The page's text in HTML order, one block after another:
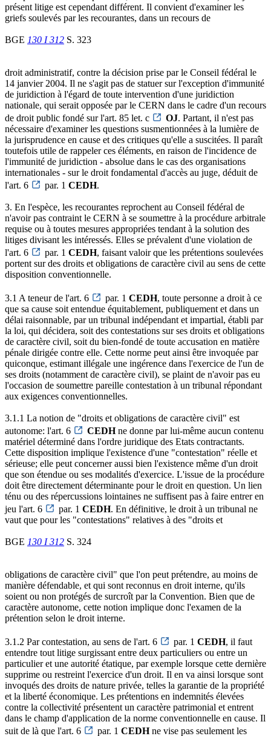
présent litige est cependant différent. Il convient d'examiner les
griefs soulevés par les recourantes, dans un recours de
BGE 130 I 312 S. 323
droit administratif, contre la décision prise par le Conseil fédéral le
14 janvier 2004. Il ne s'agit pas de statuer sur l'exception d'immunité
de juridiction à l'égard de toute intervention d'une juridiction
nationale, qui serait opposée par le CERN dans le cadre d'un recours
de droit public fondé sur l'art. 85 let. c
OJ. Partant, il n'est pas
nécessaire d'examiner les questions susmentionnées à la lumière de
la jurisprudence en cause et des critiques qu'elle a suscitées. Il paraît
toutefois utile de rappeler ces éléments, en raison de l'incidence de
l'immunité de juridiction - absolue dans le cas des organisations
internationales - sur le droit fondamental d'accès au juge, déduit de
l'art. 6
par. 1 CEDH.
3. En l'espèce, les recourantes reprochent au Conseil fédéral de
n'avoir pas contraint le CERN à se soumettre à la procédure arbitrale
requise ou à toutes mesures appropriées tendant à la solution des
litiges divisant les intéressés. Elles se prévalent d'une violation de
l'art. 6
par. 1 CEDH, faisant valoir que les prétentions soulevées
portent sur des droits et obligations de caractère civil au sens de cette
disposition conventionnelle.
3.1 A teneur de l'art. 6 par. 1 CEDH, toute personne a droit à ce
que sa cause soit entendue équitablement, publiquement et dans un
délai raisonnable, par un tribunal indépendant et impartial, établi par
la loi, qui décidera, soit des contestations sur ses droits et obligations
de caractère civil, soit du bien-fondé de toute accusation en matière
pénale dirigée contre elle. Cette norme peut ainsi être invoquée par
quiconque, estimant illégale une ingérence dans l'exercice de l'un de
ses droits (notamment de caractère civil), se plaint de n'avoir pas eu
l'occasion de soumettre pareille contestation à un tribunal répondant
aux exigences conventionnelles.
3.1.1 La notion de "droits et obligations de caractère civil" est
autonome: l'art. 6
CEDHne donne par lui-même aucun contenu
matériel déterminé dans l'ordre juridique des Etats contractants.
Cette disposition implique l'existence d'une "contestation" réelle et
sérieuse; elle peut concerner aussi bien l'existence même d'un droit
que son étendue ou ses modalités d'exercice. L'issue de la procédure
doit être directement déterminante pour le droit en question. Un lien
ténu ou des répercussions lointaines ne suffisent pas à faire entrer en
jeu l'art. 6
par. 1 CEDH. En définitive, le droit à un tribunal ne
vaut que pour les "contestations" relatives à des "droits et
BGE 130 I 312 S. 324
obligations de caractère civil" que l'on peut prétendre, au moins de
manière défendable, et qui sont reconnus en droit interne, qu'ils
soient ou non protégés de surcroît par la Convention. Bien que de
caractère autonome, cette notion implique donc l'examen de la
prétention selon le droit interne.
3.1.2 Par contestation, au sens de l'art. 6 par. 1 CEDH, il faut
entendre tout litige surgissant entre deux particuliers ou entre un
particulier et une autorité étatique, par exemple lorsque cette dernière
supprime ou restreint l'exercice d'un droit. Il en va ainsi lorsque sont
invoqués des droits de nature privée, telles la garantie de la propriété
et la liberté économique. Les prétentions en indemnités élevées
contre la collectivité présentent un caractère patrimonial et entrent
dans le champ d'application de la norme conventionnelle en cause. Il
suit de là que l'art. 6
par. 1 CEDHne vise pas seulement les